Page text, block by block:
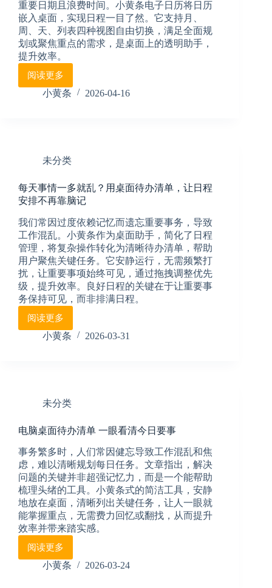
你
记
住，
更
能
帮
你
做
重要日期且浪费时间。小黄条电子日历将日历
嵌入桌面，实现日程一目了然。它支持月、
周、天、列表四种视图自由切换，满足全面规
划或聚焦重点的需求，是桌面上的透明助手，
提升效率。
阅读更多
电
脑
太
烦？
试
透
明
桌
面
电
子
日
小黄条 2026-04-16
未分类
每天事情一多就乱？用桌面待办清单，让日程
安排不再靠脑记
我们常因过度依赖记忆而遗忘重要事务，导致
工作混乱。小黄条作为桌面助手，简化了日程
管理，将复杂操作转化为清晰待办清单，帮助
用户聚焦关键任务。它安静运行，无需频繁打
扰，让重要事项始终可见，通过拖拽调整优先
级，提升效率。良好日程的关键在于让重要事
务保持可见，而非排满日程。
阅读更多
每
天
乱？
桌
待
办
清
单，
让
日
程
安
排
不
小黄条 2026-03-31
未分类
电脑桌面待办清单 一眼看清今日要事
事务繁多时，人们常因健忘导致工作混乱和焦
虑，难以清晰规划每日任务。文章指出，解决
问题的关键并非超强记忆力，而是一个能帮助
梳理头绪的工具。小黄条式的简洁工具，安静
地放在桌面，清晰列出关键任务，让人一眼就
能掌握重点，无需费力回忆或翻找，从而提升
效率并带来踏实感。
阅读更多
电
脑
小黄条 2026-03-24